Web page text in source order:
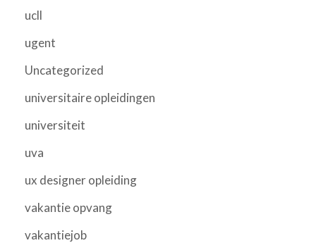
ucll
ugent
Uncategorized
universitaire opleidingen
universiteit
uva
ux designer opleiding
vakantie opvang
vakantiejob